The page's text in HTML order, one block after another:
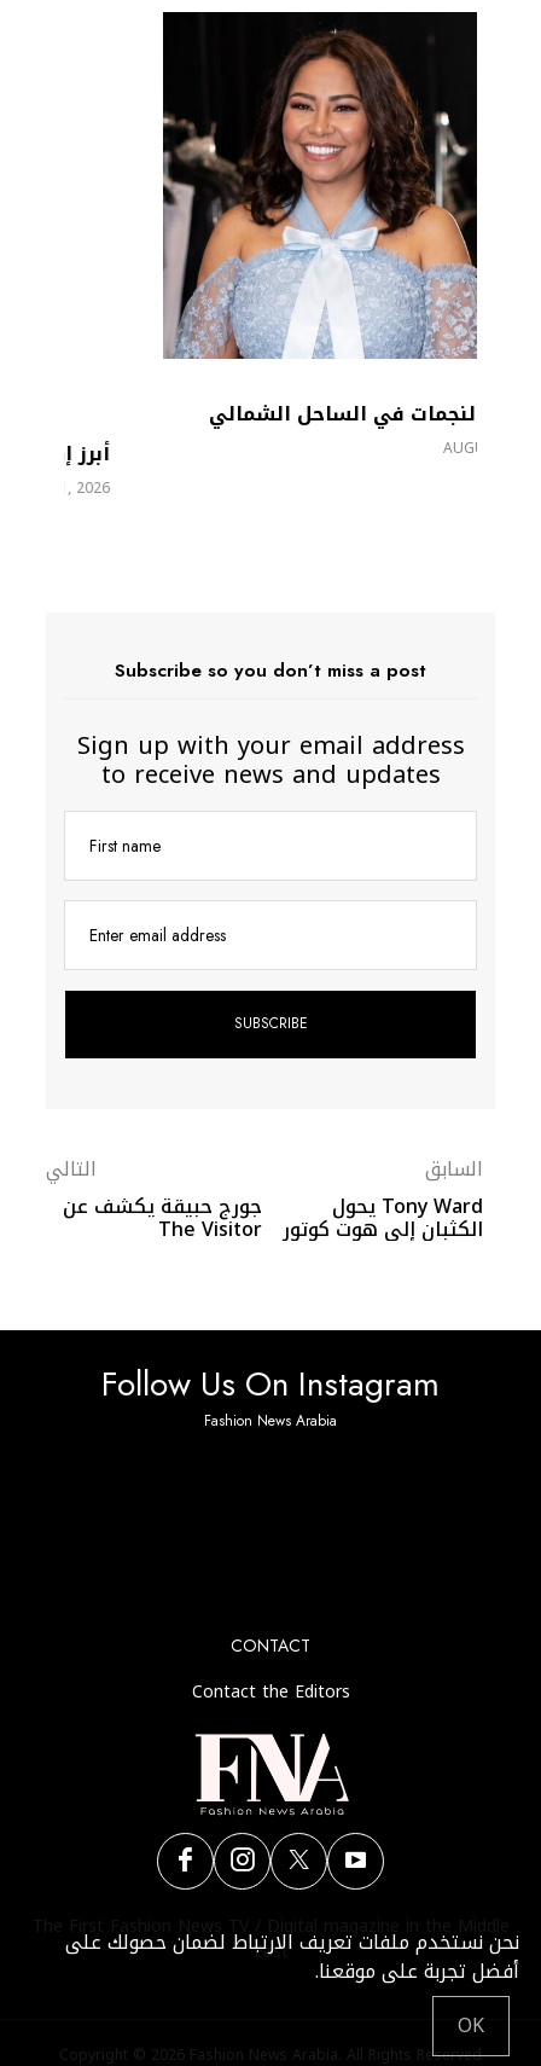
أبرز إطلالات النجمات في يوليو 2026
AUGUST 1, 2026
Subscribe so you don’t miss a post
Sign up with your email address
to receive news and updates
First name
Enter email address
السابق
Tony Ward يحول
الكثبان إلى هوت كوتور
التالي
جورج حبيقة يكشف عن
The Visitor
Follow Us On Instagram
Fashion News Arabia
CONTACT
Contact the Editors
The First Fashion News TV / Digital magazine in the Middle
East
Copyright © 2026 Fashion News Arabia. All Rights Reserved
نحن نستخدم ملفات تعريف الارتباط لضمان حصولك على
أفضل تجربة على موقعنا.
OK